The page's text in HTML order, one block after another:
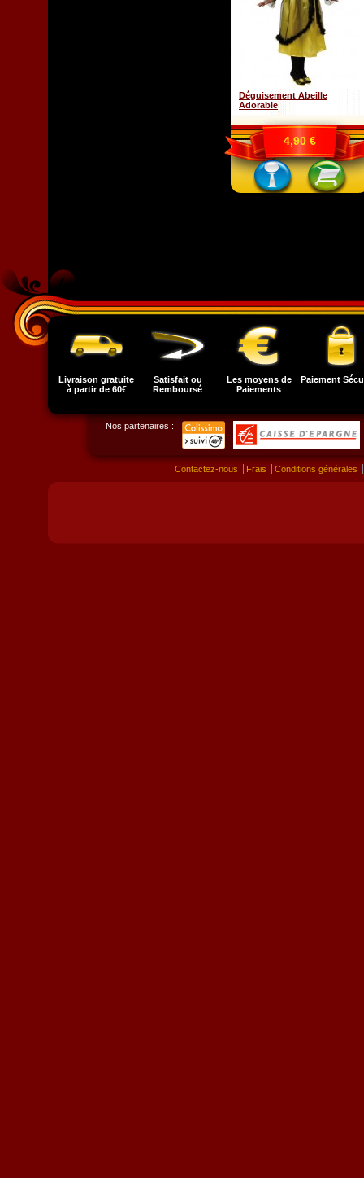
Déguisement Abeille
Adorable
4,90 €
Livraison gratuite
à partir de 60€
Satisfait ou
Remboursé
Les moyens de
Paiements
Paiement
Nos partenaires :
Contactez-nous Frais Conditions générales